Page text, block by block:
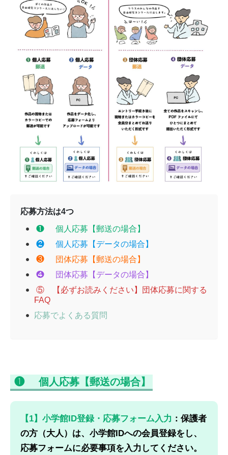
応募方法は4つ
❶
個人応募【郵送の場合】
❷
個人応募【データの場合】
❸
団体応募【郵送の場合】
❹
団体応募【データの場合】
⑤ 【必ずお読みください】団体応募に関する
FAQ
応募でよくある質問
❶ 個人応募【郵送の場合】
【1】小学館ID登録・応募フォーム入力 ：保護者
の方（大人）は、小学館IDへの会員登録をし、
応募フォームに必要事項を入力してください。